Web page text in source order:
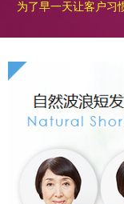
为了早一天让客户习